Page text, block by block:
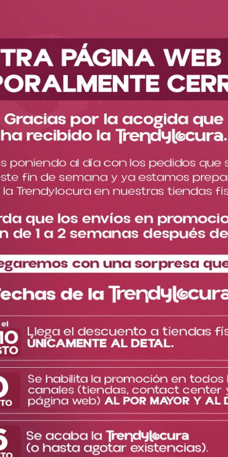
Maquillaje Rostro
Rubores
Kit Dúo Rubor Líquido Safari Blush Ref SB18
Kit Dúo Rubor Líquido Safari
Cargando comentarios…
La cajita contiene dos rubores en tonos diferentes, uno coral
$25.000
Cantidad
＋
－
Descripción del producto
Especificaciones del
La cajita contiene dos rubores en tonos diferentes, uno coral y
Textura cremosa PREMIUM, super suave, difumina muy fácil con
brocha o esponja.
Te encantará, se volverá uno de tus productos favoritos y
TE PUEDE INTERESAR
Por favor, inicia sesión para escribir un comentario.
Más reciente
Cargando comentarios…